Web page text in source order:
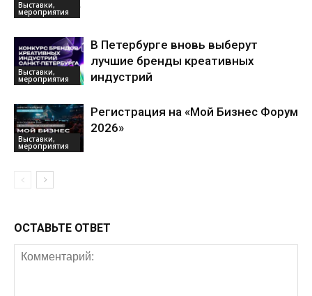
Выставки,
мероприятия
Выставки,
мероприятия
В Петербурге вновь выберут
лучшие бренды креативных
индустрий
Выставки,
мероприятия
Регистрация на «Мой Бизнес Форум
2026»
ОСТАВЬТЕ ОТВЕТ